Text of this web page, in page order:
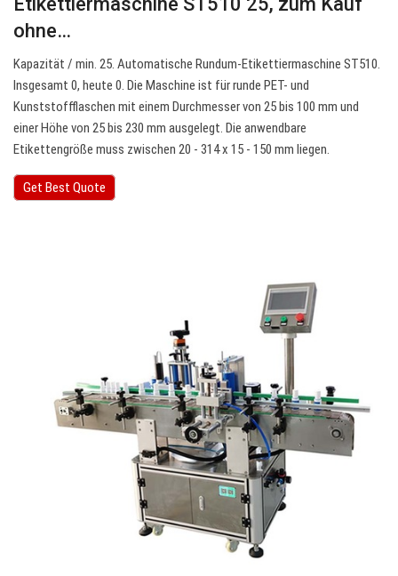
ohne…
Kapazität / min. 25. Automatische Rundum-Etikettiermaschine ST510.
Insgesamt 0, heute 0. Die Maschine ist für runde PET- und
Kunststoffflaschen mit einem Durchmesser von 25 bis 100 mm und
einer Höhe von 25 bis 230 mm ausgelegt. Die anwendbare
Etikettengröße muss zwischen 20 - 314 x 15 - 150 mm liegen.
Get Best Quote